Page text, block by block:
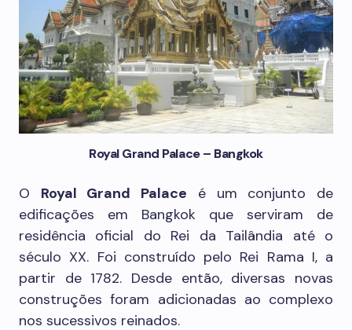
Royal Grand Palace – Bangkok
O Royal Grand Palace é um conjunto de
edificações em Bangkok que serviram de
residência oficial do Rei da Tailândia até o
século XX. Foi construído pelo Rei Rama I, a
partir de 1782. Desde então, diversas novas
construções foram adicionadas ao complexo
nos sucessivos reinados.